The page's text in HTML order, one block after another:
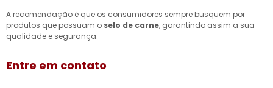
A recomendação é que os consumidores sempre busquem por
produtos que possuam o selo de carne, garantindo assim a sua
qualidade e segurança.
Entre em contato